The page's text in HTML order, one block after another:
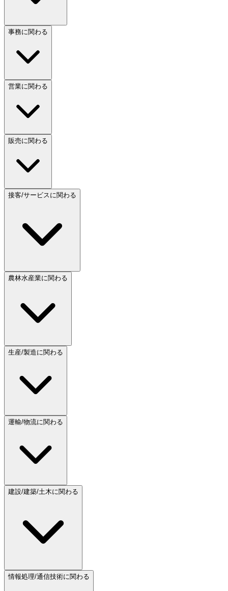
事務に関わる
営業に関わる
販売に関わる
接客/サービスに関わる
農林水産業に関わる
生産/製造に関わる
運輸/物流に関わる
建設/建築/土木に関わる
情報処理/通信技術に関わる